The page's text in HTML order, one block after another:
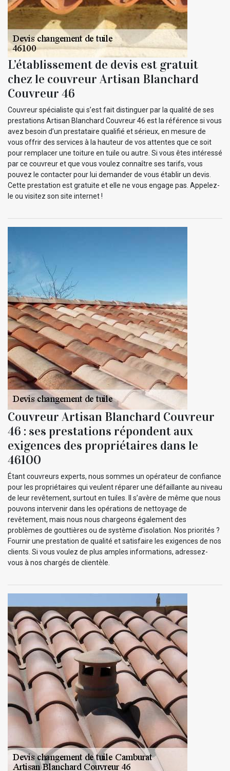
L’établissement de devis est gratuit
chez le couvreur Artisan Blanchard
Couvreur 46
Couvreur spécialiste qui s’est fait distinguer par la qualité de ses
prestations Artisan Blanchard Couvreur 46 est la référence si vous
avez besoin d’un prestataire qualifié et sérieux, en mesure de
vous offrir des services à la hauteur de vos attentes que ce soit
pour remplacer une toiture en tuile ou autre. Si vous êtes intéressé
par ce couvreur et que vous voulez connaître ses tarifs, vous
pouvez le contacter pour lui demander de vous établir un devis.
Cette prestation est gratuite et elle ne vous engage pas. Appelez-
le ou visitez son site internet !
Couvreur Artisan Blanchard Couvreur
46 : ses prestations répondent aux
exigences des propriétaires dans le
46100
Étant couvreurs experts, nous sommes un opérateur de confiance
pour les propriétaires qui veulent réparer une défaillante au niveau
de leur revêtement, surtout en tuiles. Il s’avère de même que nous
pouvons intervenir dans les opérations de nettoyage de
revêtement, mais nous nous chargeons également des
problèmes de gouttières ou de système d’isolation. Nos priorités ?
Fournir une prestation de qualité et satisfaire les exigences de nos
clients. Si vous voulez de plus amples informations, adressez-
vous à nos chargés de clientèle.